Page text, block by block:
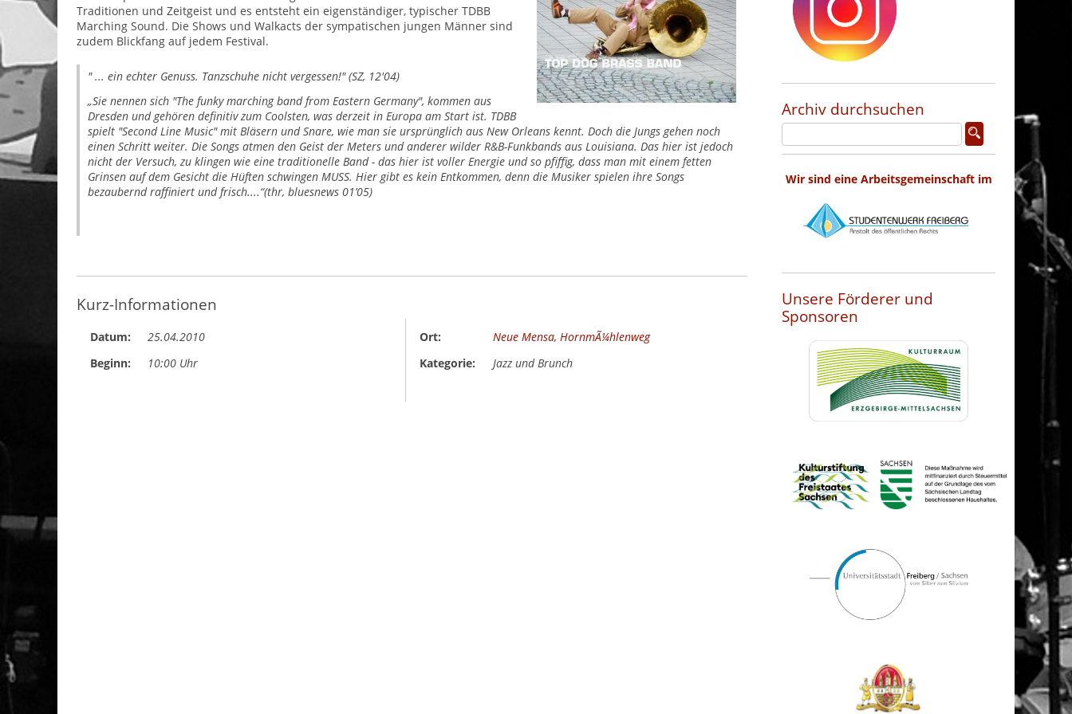
Traditionen und Zeitgeist und es entsteht ein eigenständiger, typischer TDBB
Marching Sound. Die Shows und Walkacts der sympatischen jungen Männer sind
zudem Blickfang auf jedem Festival.
" ... ein echter Genuss. Tanzschuhe nicht vergessen!" (SZ, 12'04)
„Sie nennen sich "The funky marching band from Eastern Germany", kommen aus
Dresden und gehören definitiv zum Coolsten, was derzeit in Europa am Start ist. TDBB
spielt "Second Line Music" mit Bläsern und Snare, wie man sie ursprünglich aus New Orleans kennt. Doch die Jungs gehen noch
einen Schritt weiter. Die Songs atmen den Geist der Meters und anderer wilder R&B-Funkbands aus Louisiana. Das hier ist jedoch
nicht der Versuch, zu klingen wie eine traditionelle Band - das hier ist voller Energie und so pfiffig, dass man mit einem fetten
Grinsen auf dem Gesicht die Hüften schwingen MUSS. Hier gibt es kein Entkommen, denn die Musiker spielen ihre Songs
bezaubernd raffiniert und frisch....“(thr, bluesnews 01’05)
Kurz-Informationen
Datum:
25.04.2010
Beginn:
10:00 Uhr
Ort:
Neue Mensa, HornmÃ¼hlenweg
Kategorie:
Jazz und Brunch
Archiv durchsuchen
Wir sind eine Arbeitsgemeinschaft im
Unsere Förderer und
Sponsoren